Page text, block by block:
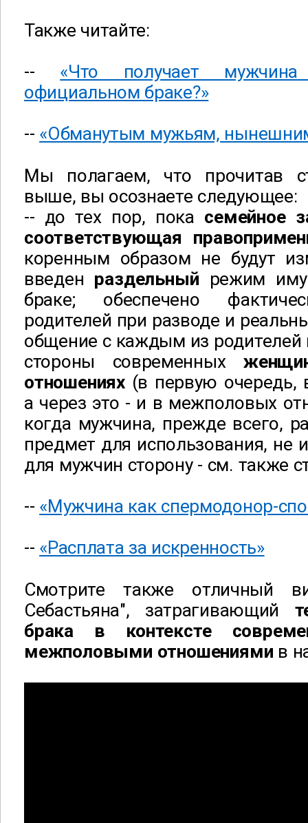
Также читайте:
-- «Что получает
официальном браке?»
-- «Обманутым мужьям,
Мы полагаем, что прочитав
выше, вы осознаете следующее:
-- до тех пор, пока семейное
соответствующая
коренным образом не будут
введен раздельный режим
браке; обеспечено
родителей при разводе и
общение с каждым из родителей
стороны современных
отношениях (в первую очередь,
а через это - и в межполовых
когда мужчина, прежде всего,
предмет для использования, не
для мужчин сторону - см. также
-- «Мужчина как спермодонор-
-- «Расплата за искренность»
Смотрите также отличный
Себастьяна", затрагивающий
брака в контексте
межполовыми отношениями в